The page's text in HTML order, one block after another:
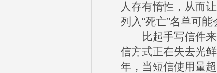
人存有惰性，从而
列入“死亡”名单可
比起手写信件来
信方式正在失去光
年，当短信使用量